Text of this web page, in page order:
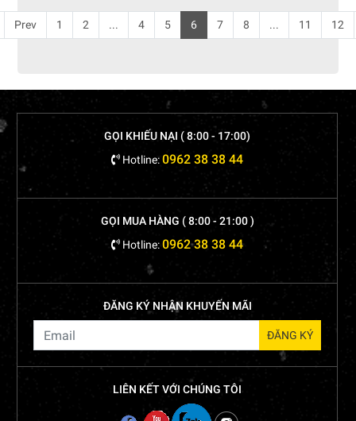
Prev 1 2 ... 4 5 6 7 8 ... 11 12
GỌI KHIẾU NẠI ( 8:00 - 17:00)
Hotline:0962 38 38 44
GỌI MUA HÀNG ( 8:00 - 21:00 )
Hotline:0962 38 38 44
ĐĂNG KÝ NHẬN KHUYẾN MÃI
LIÊN KẾT VỚI CHÚNG TÔI